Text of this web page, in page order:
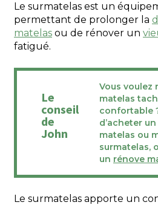
Le surmatelas est un
permettant de prolonger la
matelas ou de rénover un
fatigué.
Le
conseil
de
John
Vous voulez
matelas
confortable
d’acheter
matelas ou
surmatelas,
un rénove
Le surmatelas apporte un